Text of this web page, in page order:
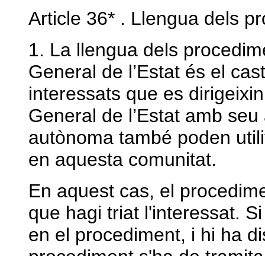
Article 36* . Llengua dels
1. La llengua dels
General de l’Estat és el
interessats que es
General de l’Estat amb
autònoma també poden
en aquesta comunitat.
En aquest cas, el
que hagi triat l'interessat.
en el procediment, i hi ha